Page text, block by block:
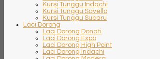
Kursi Tunggu Indachi
Kursi Tunggu Savello
Kursi Tunggu Subaru
Laci Dorong
Laci Dorong Donati
Laci Dorong Expo
Laci Dorong High Point
Laci Dorong Indachi